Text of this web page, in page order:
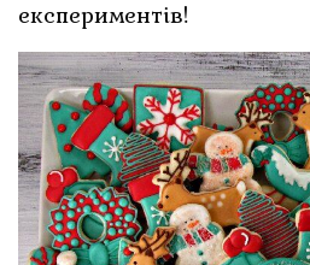
експериментів!